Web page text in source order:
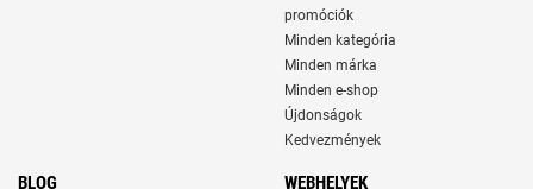
promóciók
Minden kategória
Minden márka
Minden e-shop
Újdonságok
Kedvezmények
BLOG WEBHELYEK